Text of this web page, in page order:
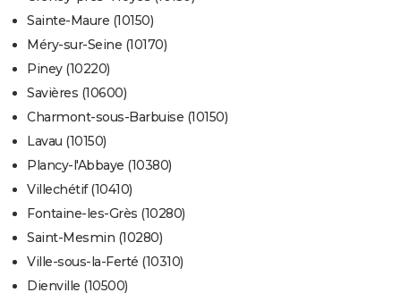
Sainte-Maure (10150)
Méry-sur-Seine (10170)
Piney (10220)
Savières (10600)
Charmont-sous-Barbuise (10150)
Lavau (10150)
Plancy-l'Abbaye (10380)
Villechétif (10410)
Fontaine-les-Grès (10280)
Saint-Mesmin (10280)
Ville-sous-la-Ferté (10310)
Dienville (10500)